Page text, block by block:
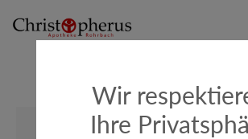
Wir
Ihre